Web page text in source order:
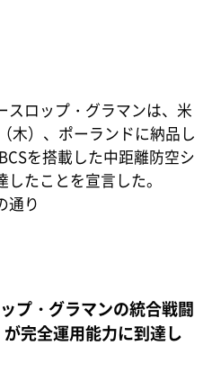
ロップ・グラマンは、米
木）、ポーランドに納品し
を搭載した中距離防空シ
たことを宣言した。
通り
プ・グラマンの統合戦闘
完全運用能力に到達し